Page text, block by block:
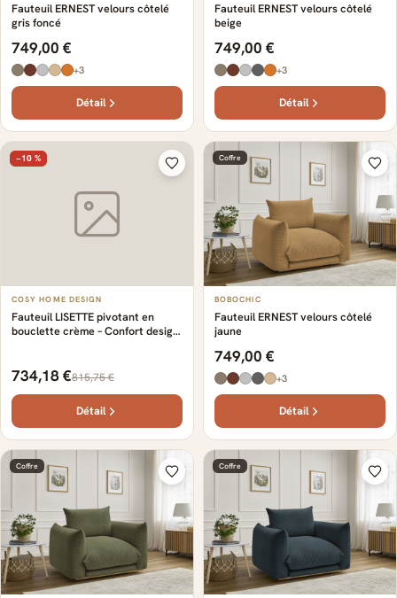
Fauteuil ERNEST velours côtelé
gris foncé
749,00 €
+3
Détail
Fauteuil ERNEST velours côtelé
beige
749,00 €
+3
Détail
−10 %
COSY HOME DESIGN
Fauteuil LISETTE pivotant en
bouclette crème – Confort design
734,18 €815,75 €
Détail
Coffre
BOBOCHIC
Fauteuil ERNEST velours côtelé
jaune
749,00 €
+3
Détail
Coffre Coffre